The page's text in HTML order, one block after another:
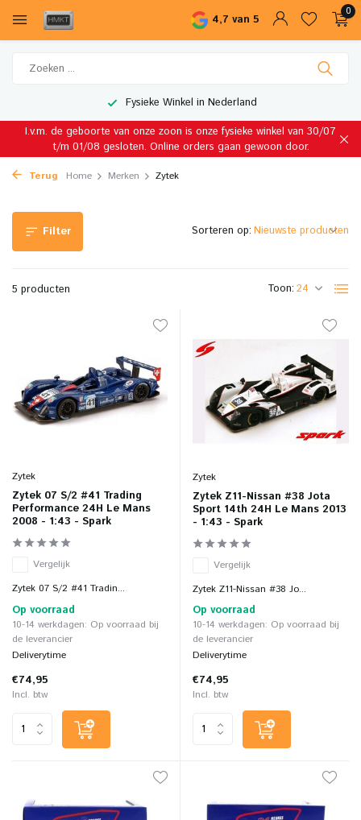
4,7 van 5
0
Fysieke Winkel in Nederland
I.v.m. de geboorte van onze zoon is onze fysieke winkel van 30/07
t/m 01/08 gesloten. Online orders gaan gewoon door.
Terug Home Merken Zytek
Filter
5 producten Toon:
Sorteren op:
Zytek
Zytek 07 S/2 #41 Trading
Performance 24H Le Mans
2008 - 1:43 - Spark
Vergelijk
Zytek 07 S/2 #41 Tradin...
Op voorraad
10-14 werkdagen: Op voorraad bij
de leverancier
Deliverytime
€74,95
Incl. btw
Zytek
Zytek Z11-Nissan #38 Jota
Sport 14th 24H Le Mans 2013
- 1:43 - Spark
Vergelijk
Zytek Z11-Nissan #38 Jo...
Op voorraad
10-14 werkdagen: Op voorraad bij
de leverancier
Deliverytime
€74,95
Incl. btw